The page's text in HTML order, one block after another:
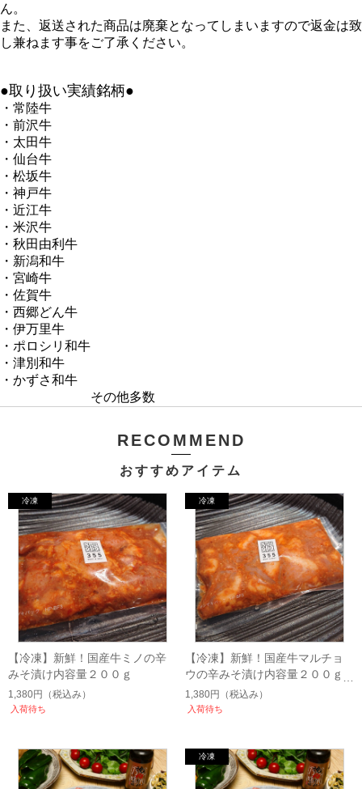
ん。
また、返送された商品は廃棄となってしまいますので返金は致
し兼ねます事をご了承ください。
●取り扱い実績銘柄●
・常陸牛
・前沢牛
・太田牛
・仙台牛
・松坂牛
・神戸牛
・近江牛
・米沢牛
・秋田由利牛
・新潟和牛
・宮崎牛
・佐賀牛
・西郷どん牛
・伊万里牛
・ポロシリ和牛
・津別和牛
・かずさ和牛
その他多数
RECOMMEND
おすすめアイテム
【冷凍】新鮮！国産牛ミノの辛
みそ漬け内容量２００ｇ
1,380円 （税込み）
入荷待ち
【冷凍】新鮮！国産牛マルチョ
ウの辛みそ漬け内容量２００ｇ
1,380円 （税込み）
入荷待ち